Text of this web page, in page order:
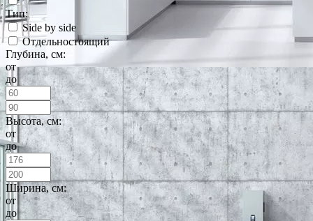
Тип:
Side by side
Отдельностоящий
Глубина, см:
от
до
Высота, см:
от
до
Ширина, см:
от
до